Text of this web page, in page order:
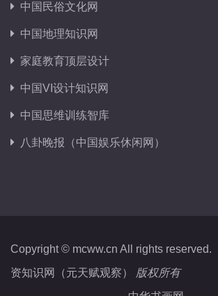
中国民俗文化网
中国地理知识网
家庭教育顶层设计
中国VI设计知识网
中国思维训练智库
八卦晚报（中国娱乐休闲网）
Copyright © mcww.cn All rights reserved.
资知识网（元天赋观察）
版权所有